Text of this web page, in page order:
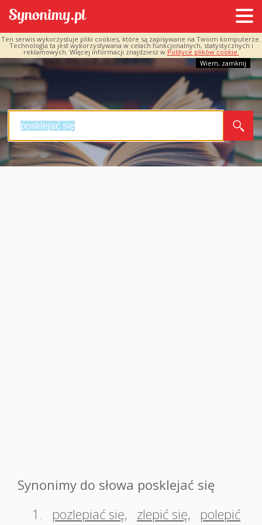
Ten serwis wykorzystuje pliki cookies, które są zapisywane na Twoim komputerze.
Technologia ta jest wykorzystywana w celach funkcjonalnych, statystycznych i
reklamowych. Więcej informacji znajdziesz w Polityce plików cookie.
Wiem, zamknij
Synonimy do słowa posklejać się
1.
pozlepiać się, zlepić się, polepić